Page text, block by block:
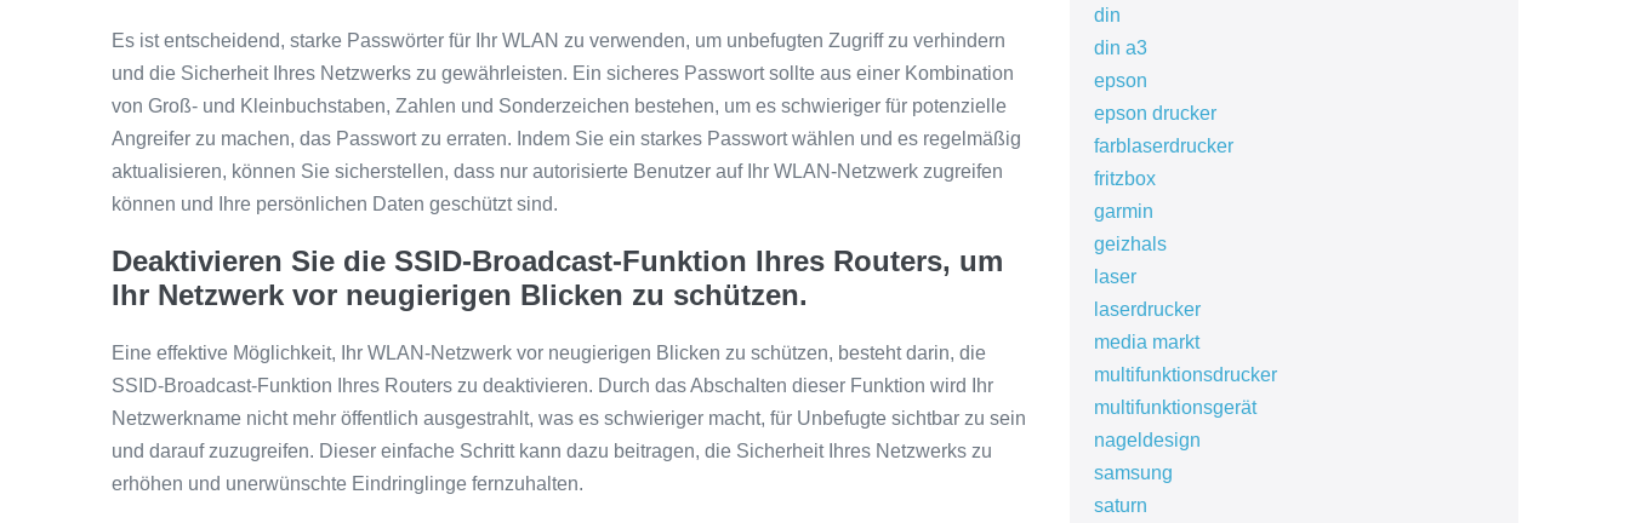
Es ist entscheidend, starke Passwörter für Ihr WLAN zu verwenden, um unbefugten Zugriff zu verhindern
und die Sicherheit Ihres Netzwerks zu gewährleisten. Ein sicheres Passwort sollte aus einer Kombination
von Groß- und Kleinbuchstaben, Zahlen und Sonderzeichen bestehen, um es schwieriger für potenzielle
Angreifer zu machen, das Passwort zu erraten. Indem Sie ein starkes Passwort wählen und es regelmäßig
aktualisieren, können Sie sicherstellen, dass nur autorisierte Benutzer auf Ihr WLAN-Netzwerk zugreifen
können und Ihre persönlichen Daten geschützt sind.
Deaktivieren Sie die SSID-Broadcast-Funktion Ihres Routers, um
Ihr Netzwerk vor neugierigen Blicken zu schützen.
Eine effektive Möglichkeit, Ihr WLAN-Netzwerk vor neugierigen Blicken zu schützen, besteht darin, die
SSID-Broadcast-Funktion Ihres Routers zu deaktivieren. Durch das Abschalten dieser Funktion wird Ihr
Netzwerkname nicht mehr öffentlich ausgestrahlt, was es schwieriger macht, für Unbefugte sichtbar zu sein
und darauf zuzugreifen. Dieser einfache Schritt kann dazu beitragen, die Sicherheit Ihres Netzwerks zu
erhöhen und unerwünschte Eindringlinge fernzuhalten.
din
din a3
epson
epson drucker
farblaserdrucker
fritzbox
garmin
geizhals
laser
laserdrucker
media markt
multifunktionsdrucker
multifunktionsgerät
nageldesign
samsung
saturn